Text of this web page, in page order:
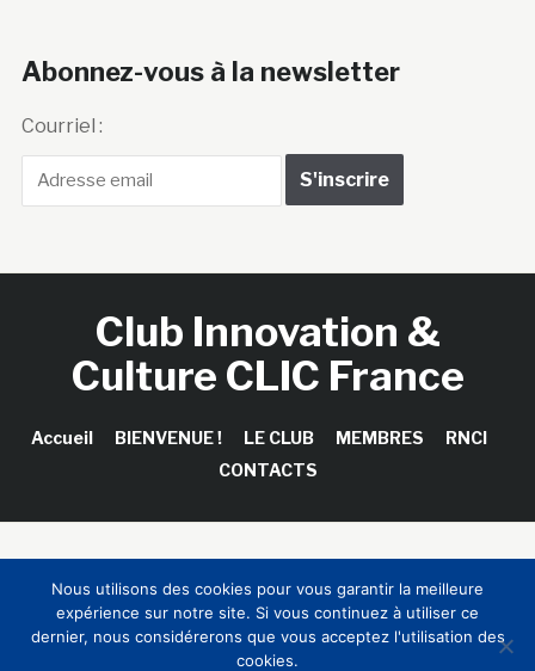
Abonnez-vous à la newsletter
Courriel :
Club Innovation &
Culture CLIC France
Accueil BIENVENUE ! LE CLUB MEMBRES
RNCI
CONTACTS
Sinapses Conseils
Nous utilisons des cookies pour vous garantir la meilleure
expérience sur notre site. Si vous continuez à utiliser ce
dernier, nous considérerons que vous acceptez l'utilisation des
cookies.